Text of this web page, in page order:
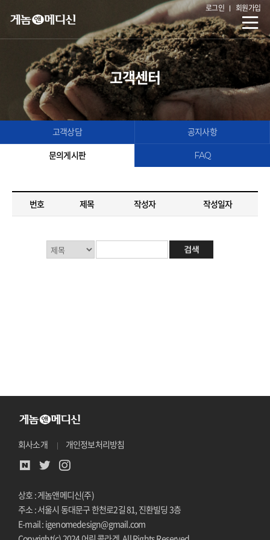
로그인 회원가입
고객센터
고객상담 공지사항
문의게시판 FAQ
번호 제목 작성자 작성일자
회사소개 개인정보처리방침
상호 : 게놈앤메디신(주)
주소 : 서울시 동대문구 한천로2길 81, 진환빌딩 3층
E-mail : igenomedesign@gmail.com